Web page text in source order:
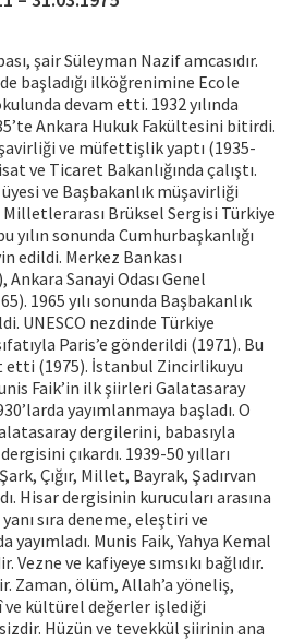
şair Süleyman Nazif amcasıdır.
başladığı ilköğrenimine Ecole
devam etti. 1932 yılında
Ankara Hukuk Fakültesini bitirdi.
ve müfettişlik yaptı (1935-
ve Ticaret Bakanlığında çalıştı.
ve Başbakanlık müşavirliği
Brüksel Sergisi Türkiye
yılın sonunda Cumhurbaşkanlığı
edildi. Merkez Bankası
Sanayi Odası Genel
1965 yılı sonunda Başbakanlık
UNESCO nezdinde Türkiye
Paris’e gönderildi (1971). Bu
etti (1975). İstanbul Zincirlikuyu
Faik’in ilk şiirleri Galatasaray
yayımlanmaya başladı. O
dergilerini, babasıyla
çıkardı. 1939-50 yılları
Çığır, Millet, Bayrak, Şadırvan
Hisar dergisinin kurucuları arasına
sıra deneme, eleştiri ve
yayımladı. Munis Faik, Yahya Kemal
ve kafiyeye sımsıkı bağlıdır.
Zaman, ölüm, Allah’a yöneliş,
ve kültürel değerler işlediği
Hüzün ve tevekkül şiirinin ana